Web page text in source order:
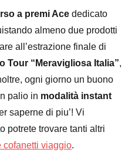
a premi Ace dedicato
almeno due prodotti
all’estrazione finale di
Tour “Meravigliosa Italia”,
ogni giorno un buono
palio in modalità instant
saperne di piu’! Vi
potrete trovare tanti altri
cofanetti viaggio.